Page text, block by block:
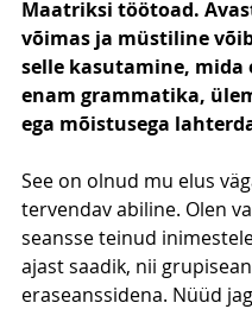
Maatriksi töötoad.
võimas ja müstiline
selle kasutamine, mida
enam grammatika,
ega mõistusega
See on olnud mu elus
tervendav abiline. Olen
seansse teinud
ajast saadik, nii
eraseanssidena. Nüüd